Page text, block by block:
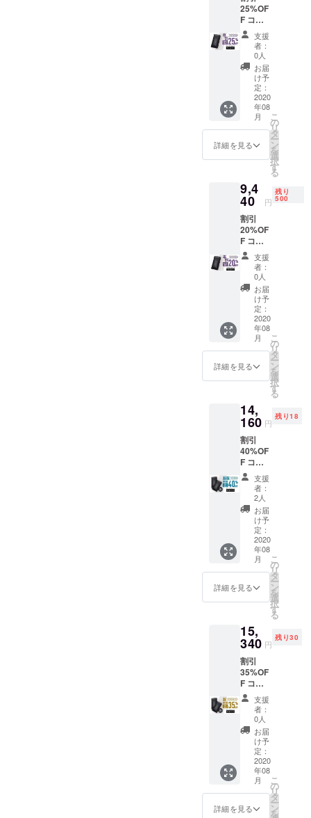
す。
2020年
08月末
までに
お届け
予定
イトニ
ング
ケーブ
ル・マ
イクロ
USB
ケーブ
ル・
Type-C
端子内
蔵） ※
製造状
況によ
場合、
早急に
致しま
す。
2020年
08月末
までに
お届け
予定
25%OF
F コー
ス 一般
販売予
定価格
11,800
円 →
8,850
（税・
送料
込） 配
送時
期：
【内
容】
■Super
by × 1
個 （ラ
イトニ
ング
ケーブ
ル・マ
イクロ
USB
ケーブ
ル・
Type-C
端子内
蔵） ※
製造状
遅れる
場合、
ご連絡
致しま
す。
2020年
08月末
までに
お届け
予定
支援
者：
0人
お届
け予
定：
2020
年08
月
詳細を見る
こ
の
リ
タ
ー
ン
を
選
択
す
る
9,4
40 円
残り
500
割引
20%OF
F コー
ス 一般
販売予
定価格
11,800
円 →
9,440円
（税・
送料
込） 配
送時
期：
2020年
8月予定
容】
■Super
by × 1
個 （ラ
イトニ
ング
ケーブ
ル・マ
イクロ
USB
ケーブ
ル・
Type-C
端子内
蔵） ※
製造状
況によ
場合、
早急に
致しま
す。
2020年
08月末
までに
お届け
予定
支援
者：
0人
お届
け予
定：
2020
年08
月
詳細を見る
こ
の
リ
タ
ー
ン
を
選
択
す
る
14,
160 円
残り18
割引
40%OF
F コー
ス 一般
販売予
定価格
23,600
円 →
14,160
（税・
送料
込） 配
送時
期：
【内
容】
■Super
by × 2
個 （ラ
イトニ
ング
ケーブ
ル・マ
イクロ
USB
ケーブ
ル・
Type-C
端子内
蔵） ※
製造状
支援
者：
2人
お届
け予
定：
2020
年08
月
詳細を見る
こ
の
リ
タ
ー
ン
を
選
択
す
る
15,
340 円
残り30
割引
35%OF
F コー
ス 一般
販売予
定価格
23,600
円 →
15,340
（税・
送料
込） 配
送時
支援
者：
0人
お届
け予
定：
2020
年08
月
詳細を見る
こ
の
リ
タ
ー
ン
を